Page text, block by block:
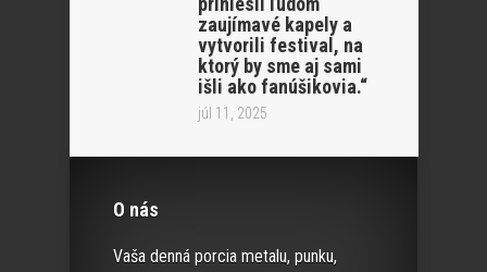
zaujímavé kapely a
vytvorili festival, na
ktorý by sme aj sami
išli ako fanúšikovia.“
júl 11, 2025
O nás
Vaša denná porcia metalu, punku,